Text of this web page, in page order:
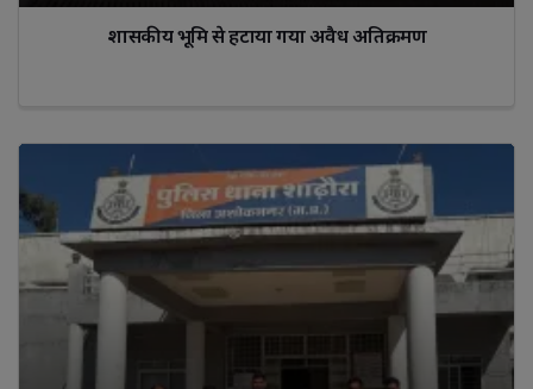
शासकीय भूमि से हटाया गया अवैध अतिक्रमण